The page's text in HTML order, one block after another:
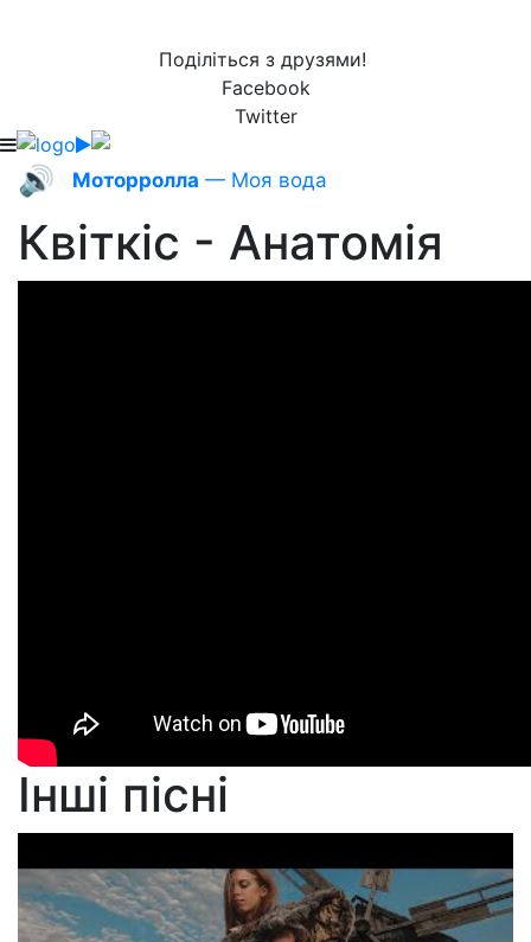
Поділіться з друзями!
Facebook
Twitter
🔊 Моторролла — Моя вода
Квіткіс - Анатомія
Інші пісні